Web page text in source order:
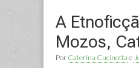
A
Mozos,
Por Caterina Cucinotta e